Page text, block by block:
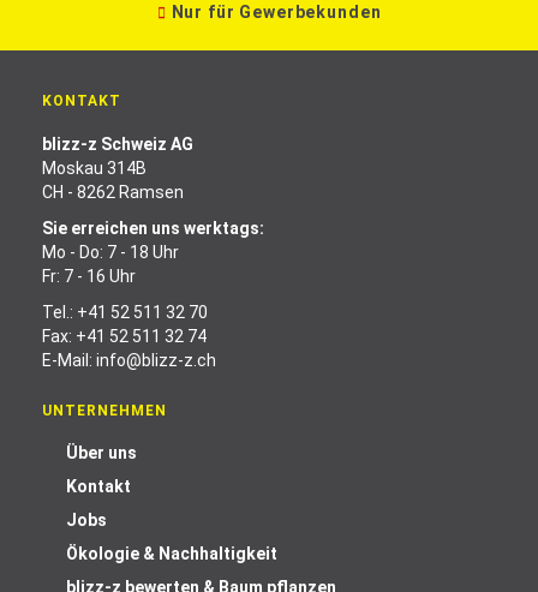
Nur für Gewerbekunden
KONTAKT
blizz-z Schweiz AG
Moskau 314B
CH - 8262 Ramsen
Sie erreichen uns werktags:
Mo - Do: 7 - 18 Uhr
Fr: 7 - 16 Uhr
Tel.: +41 52 511 32 70
Fax: +41 52 511 32 74
E-Mail: info@blizz-z.ch
UNTERNEHMEN
Über uns
Kontakt
Jobs
Ökologie & Nachhaltigkeit
blizz-z bewerten & Baum pflanzen